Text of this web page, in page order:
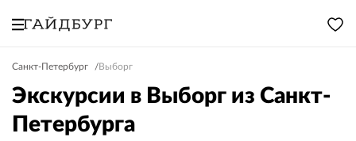
Санкт-Петербург Выборг
Экскурсии в Выборг из Санкт-
Петербурга